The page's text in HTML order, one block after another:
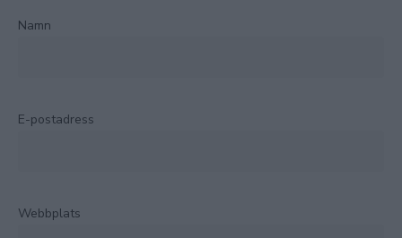
Namn
E-postadress
Webbplats